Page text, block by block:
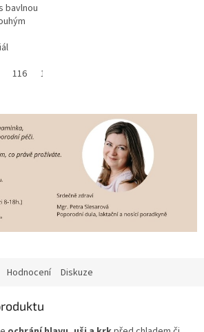
bavlnou
116 122
Hodnocení Diskuze